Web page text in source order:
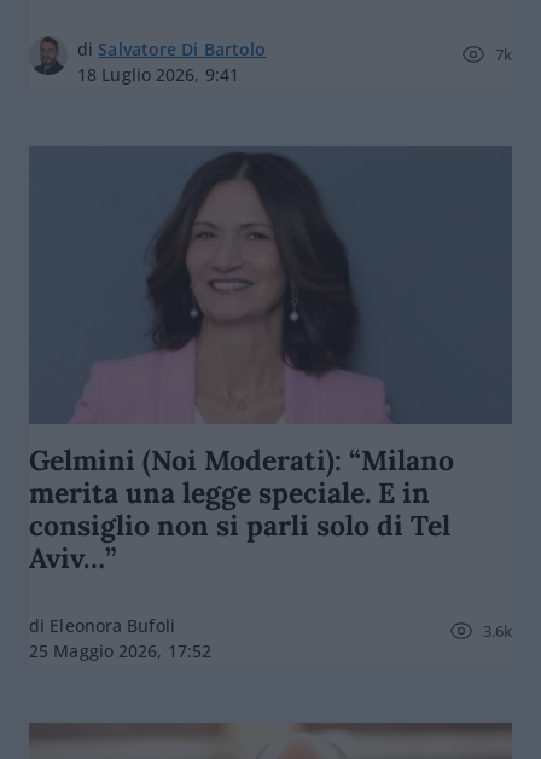
di Salvatore Di Bartolo
18 Luglio 2026, 9:41
7k
Gelmini (Noi Moderati): “Milano
merita una legge speciale. E in
consiglio non si parli solo di Tel
Aviv…”
di Eleonora Bufoli
25 Maggio 2026, 17:52
3.6k